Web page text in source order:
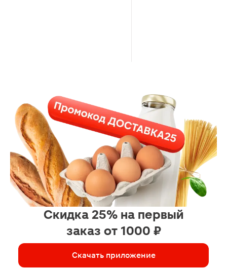
Скидка 25% на первый
заказ от 1000 ₽
Скачать приложение